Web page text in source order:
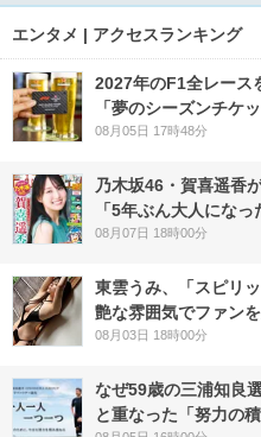
エンタメ | アクセスランキング
2027年のF1全レース
「夢のシーズンチケ
08月05日 17時48分
乃木坂46・賀喜遥香
「5年ぶん大人にな
08月07日 18時00分
東雲うみ、「スピリ
艶な雰囲気でファンを
08月03日 18時00分
なぜ59歳の三浦知良
と重なった「努力の積